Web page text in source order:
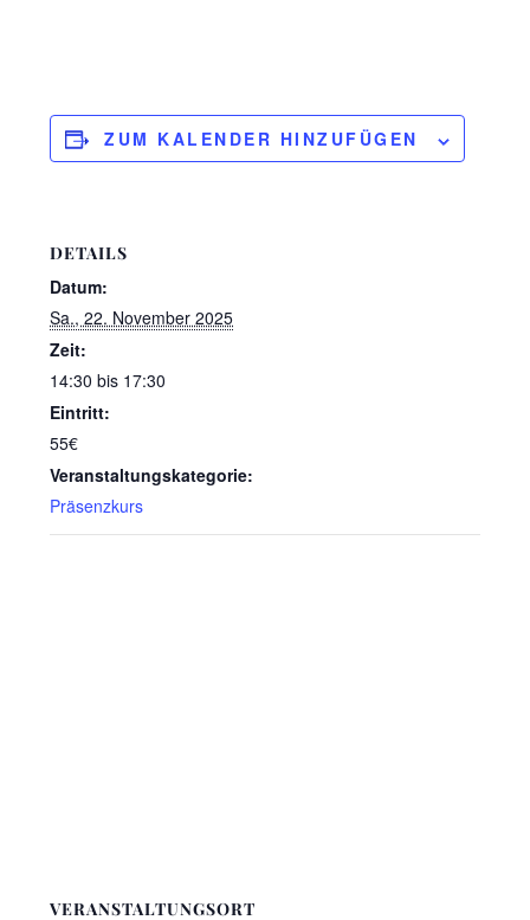
ZUM KALENDER HINZUFÜGEN
DETAILS
Datum:
Sa., 22. November 2025
Zeit:
14:30 bis 17:30
Eintritt:
55€
Veranstaltungskategorie:
Präsenzkurs
VERANSTALTUNGSORT